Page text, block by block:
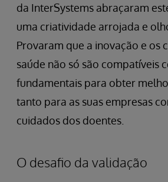
da InterSystems abraçaram
uma criatividade arrojada e
Provaram que a inovação e os
saúde não só são compatíveis
fundamentais para obter
tanto para as suas empresas
cuidados dos doentes.
O desafio da validação